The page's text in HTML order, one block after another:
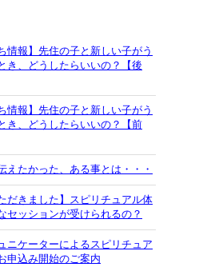
情報】先住の子と新しい子がう
き、どうしたらいいの？【後
情報】先住の子と新しい子がう
き、どうしたらいいの？【前
えたかった、ある事とは・・・
だきました】スピリチュアル体
セッションが受けられるの？
ニケーターによるスピリチュア
申込み開始のご案内